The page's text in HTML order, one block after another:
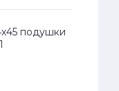
подушки